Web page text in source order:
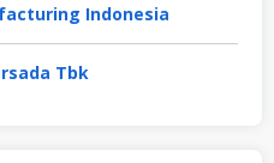
Indonesia
Tbk